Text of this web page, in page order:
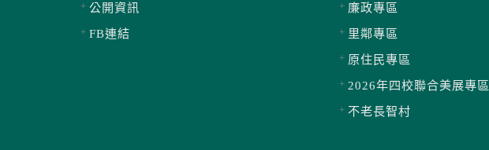
公開資訊
FB連結
廉政專區
里鄰專區
原住民專區
2026年四校聯合美展專區
不老長智村